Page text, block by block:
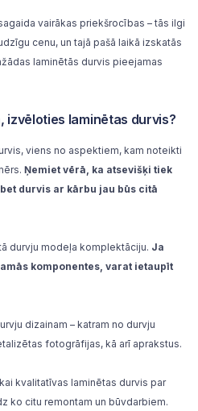
vairākas priekšrocības – tās ilgi
cenu, un tajā pašā laikā izskatās
laminētās durvis pieejamas
izvēloties laminētas durvis?
viens no aspektiem, kam noteikti
Ņemiet vērā, ka atsevišķi tiek
durvis ar kārbu jau būs citā
durvju modeļa komplektāciju. Ja
komponentes, varat ietaupīt
dizainam – katram no durvju
fotogrāfijas, kā arī aprakstus.
kvalitatīvas laminētas durvis par
ko citu remontam un būvdarbiem.